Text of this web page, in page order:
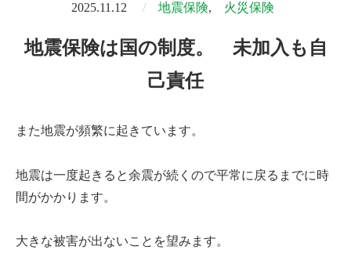
2025.11.12 地震保険 火災保険
地震保険は国の制度。 未加入も自
己責任
また地震が頻繁に起きています。
地震は一度起きると余震が続くので平常に戻るまでに時
間がかかります。
大きな被害が出ないことを望みます。